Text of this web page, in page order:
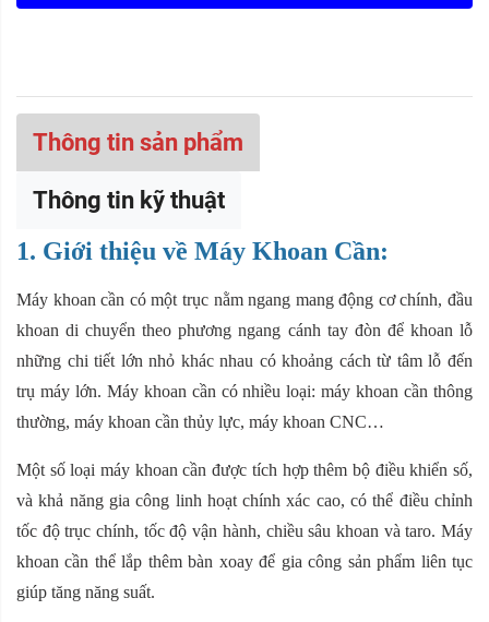
Thông tin sản phẩm
Thông tin kỹ thuật
1. Giới thiệu về Máy Khoan Cần:
Máy khoan cần có một trục nằm ngang mang động cơ chính, đầu
khoan di chuyển theo phương ngang cánh tay đòn để khoan lỗ
những chi tiết lớn nhỏ khác nhau có khoảng cách từ tâm lỗ đến
trụ máy lớn. Máy khoan cần có nhiều loại: máy khoan cần thông
thường, máy khoan cần thủy lực, máy khoan CNC…
Một số loại máy khoan cần được tích hợp thêm bộ điều khiển số,
và khả năng gia công linh hoạt chính xác cao, có thể điều chỉnh
tốc độ trục chính, tốc độ vận hành, chiều sâu khoan và taro. Máy
khoan cần thể lắp thêm bàn xoay để gia công sản phẩm liên tục
giúp tăng năng suất.